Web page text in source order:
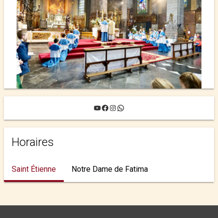
YouTube
Facebook
Instagram
WhatsApp
Horaires
Saint Étienne Notre Dame de Fatima